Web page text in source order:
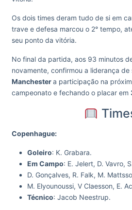
Os dois times deram tudo de si em
trave e defesa marcou o 2° tempo,
seu ponto da vitória.
No final da partida, aos 93 minutos
novamente, confirmou a liderança de
Manchestera participação na
campeonato e fechando o placar em
Copenhague:
Goleiro: K. Grabara.
Em Campo: E. Jelert, D. Vavro,
D. Gonçalves, R. Falk, M.
M. Elyounoussi, V Claesson, E.
Técnico: Jacob Neestrup.